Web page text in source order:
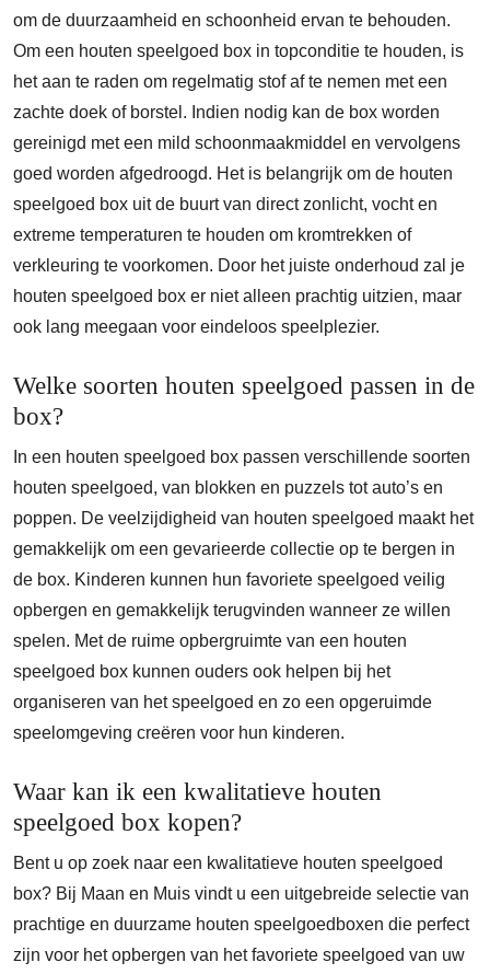
om de duurzaamheid en schoonheid ervan te behouden.
Om een houten speelgoed box in topconditie te houden, is
het aan te raden om regelmatig stof af te nemen met een
zachte doek of borstel. Indien nodig kan de box worden
gereinigd met een mild schoonmaakmiddel en vervolgens
goed worden afgedroogd. Het is belangrijk om de houten
speelgoed box uit de buurt van direct zonlicht, vocht en
extreme temperaturen te houden om kromtrekken of
verkleuring te voorkomen. Door het juiste onderhoud zal je
houten speelgoed box er niet alleen prachtig uitzien, maar
ook lang meegaan voor eindeloos speelplezier.
Welke soorten houten speelgoed passen in de
box?
In een houten speelgoed box passen verschillende soorten
houten speelgoed, van blokken en puzzels tot auto’s en
poppen. De veelzijdigheid van houten speelgoed maakt het
gemakkelijk om een gevarieerde collectie op te bergen in
de box. Kinderen kunnen hun favoriete speelgoed veilig
opbergen en gemakkelijk terugvinden wanneer ze willen
spelen. Met de ruime opbergruimte van een houten
speelgoed box kunnen ouders ook helpen bij het
organiseren van het speelgoed en zo een opgeruimde
speelomgeving creëren voor hun kinderen.
Waar kan ik een kwalitatieve houten
speelgoed box kopen?
Bent u op zoek naar een kwalitatieve houten speelgoed
box? Bij Maan en Muis vindt u een uitgebreide selectie van
prachtige en duurzame houten speelgoedboxen die perfect
zijn voor het opbergen van het favoriete speelgoed van uw